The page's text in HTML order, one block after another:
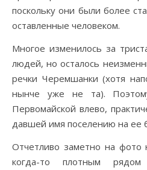
поскольку они были более
оставленные человеком.
Многое изменилось за
людей, но осталось
речки Черемшанки (хотя
нынче уже не та).
Первомайской влево,
давшей имя поселению на ее
Отчетливо заметно на фото
когда-то плотным